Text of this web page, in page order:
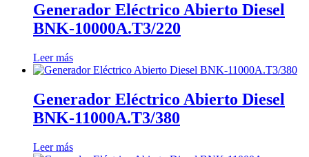
Generador Eléctrico Abierto Diesel
BNK-10000A.T3/220
Leer más
Generador Eléctrico Abierto Diesel
BNK-11000A.T3/380
Leer más